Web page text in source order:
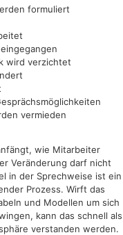
formuliert
wird verzichtet
vermieden
wie Mitarbeiter
Veränderung darf nicht
in der Sprechweise ist ein
Prozess. Wirft das
und Modellen um sich
kann das schnell als
verstanden werden.